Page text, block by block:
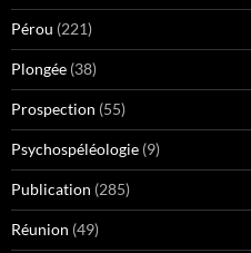
Pérou (221)
Plongée (38)
Prospection (55)
Psychospéléologie (9)
Publication (285)
Réunion (49)